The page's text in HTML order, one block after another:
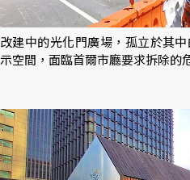
改建中的光化門廣場，孤立於其
示空間，面臨首爾市廳要求拆除的